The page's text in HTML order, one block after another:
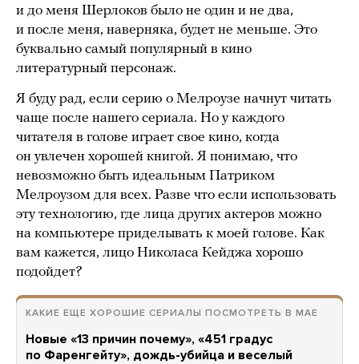
и до меня Шерлоков было не один и не два,
и после меня, наверняка, будет не меньше. Это
буквально самый популярный в кино
литературный персонаж.
Я буду рад, если серию о Мелроузе начнут читать
чаще после нашего сериала. Но у каждого
читателя в голове играет свое кино, когда
он увлечен хорошей книгой. Я понимаю, что
невозможно быть идеальным Патриком
Мелроузом для всех. Разве что если использовать
эту технологию, где лица других актеров можно
на компьютере приделывать к моей голове. Как
вам кажется, лицо Николаса Кейджа хорошо
подойдет?
КАКИЕ ЕЩЕ ХОРОШИЕ СЕРИАЛЫ ПОСМОТРЕТЬ В МАЕ
Новые «13 причин почему», «451 градус
по Фаренгейту», дождь-убийца и веселый